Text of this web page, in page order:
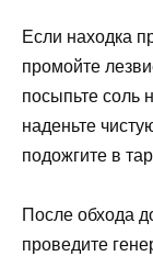
Если находка
промойте
посыпьте соль
наденьте
подожгите в
После обхода
проведите